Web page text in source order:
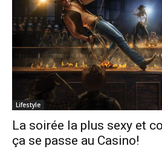
Lifestyle
La soirée la plus sexy et
ça se passe au Casino!